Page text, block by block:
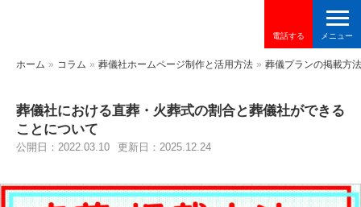
電話する
ホーム » コラム » 葬儀社ホームページ制作と活用方法 » 葬儀プランの掲載方法
葬儀社における直葬・火葬式の割合と葬儀社ができる
ことについて
公開日：2022.03.10 更新日：2025.12.24